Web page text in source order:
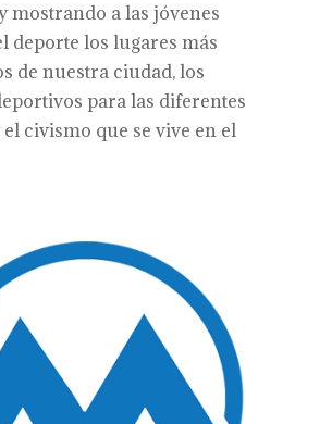
mostrando a las jóvenes
deporte los lugares más
de nuestra ciudad, los
para las diferentes
civismo que se vive en el